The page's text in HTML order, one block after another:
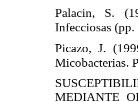
Palacin, S.
Infecciosas
Picazo, J.
Micobacterias.
MEDIANTE